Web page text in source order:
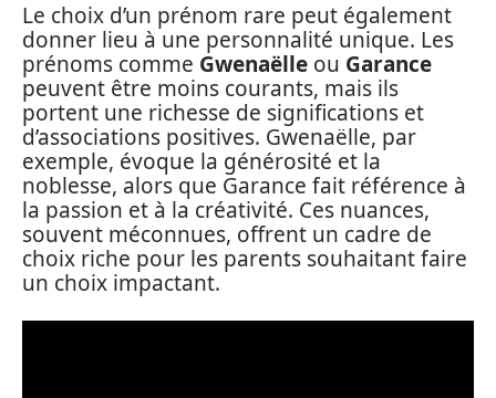
Le choix d’un prénom rare peut également
donner lieu à une personnalité unique. Les
prénoms comme Gwenaëlle ou Garance
peuvent être moins courants, mais ils
portent une richesse de significations et
d’associations positives. Gwenaëlle, par
exemple, évoque la générosité et la
noblesse, alors que Garance fait référence à
la passion et à la créativité. Ces nuances,
souvent méconnues, offrent un cadre de
choix riche pour les parents souhaitant faire
un choix impactant.